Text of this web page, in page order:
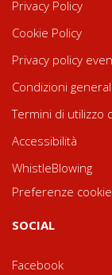
Privacy Policy
Cookie Policy
Privacy policy
Condizioni
Termini di utilizzo
Accessibilità
WhistleBlowing
Preferenze cookie
SOCIAL
Facebook